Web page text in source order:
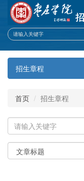
招生章程
首页 招生章程